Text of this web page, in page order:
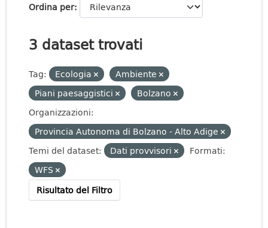
Ordina per
3 dataset trovati
Tag: Ecologia
Ambiente
Piani paesaggistici
Bolzano
Organizzazioni:
Provincia Autonoma di Bolzano - Alto Adige
Temi del dataset:
Dati provvisori
Formati:
WFS
Risultato del Filtro